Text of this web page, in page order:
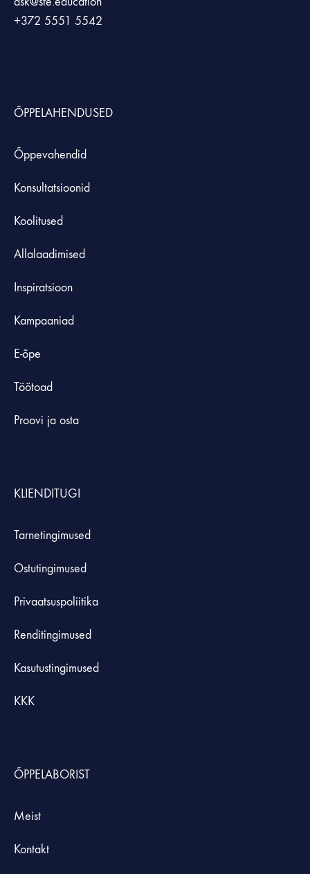
+372 5551 5542
ÕPPELAHENDUSED
Õppevahendid
Konsultatsioonid
Koolitused
Allalaadimised
Inspiratsioon
Kampaaniad
E-õpe
Töötoad
Proovi ja osta
KLIENDITUGI
Tarnetingimused
Ostutingimused
Privaatsuspoliitika
Renditingimused
Kasutustingimused
KKK
ÕPPELABORIST
Meist
Kontakt